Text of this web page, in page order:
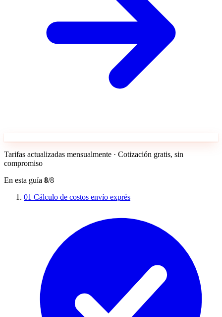
Tarifas actualizadas mensualmente · Cotización gratis, sin
compromiso
En esta guía 8/8
01 Cálculo de costos envío exprés